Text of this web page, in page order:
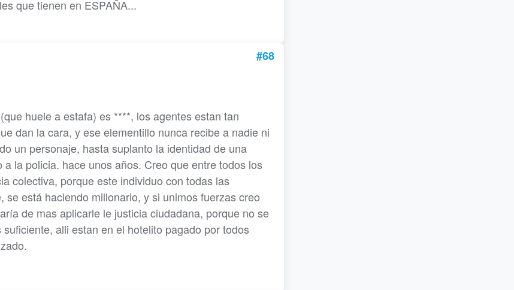
que tienen en ESPAÑA...
#68
huele a estafa) es ****, los agentes estan tan
dan la cara, y ese elementillo nunca recibe a nadie ni
un personaje, hasta suplanto la identidad de una
la policia. hace unos años. Creo que entre todos los
colectiva, porque este individuo con todas las
está haciendo millonario, y si unimos fuerzas creo
de mas aplicarle le justicia ciudadana, porque no se
alli estan en el hotelito pagado por todos